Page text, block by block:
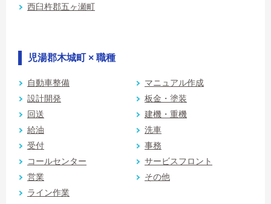
西臼杵郡五ヶ瀬町
児湯郡木城町 × 職種
自動車整備
マニュアル作成
設計開発
板金・塗装
回送
建機・重機
給油
洗車
受付
事務
コールセンター
サービスフロント
営業
その他
ライン作業